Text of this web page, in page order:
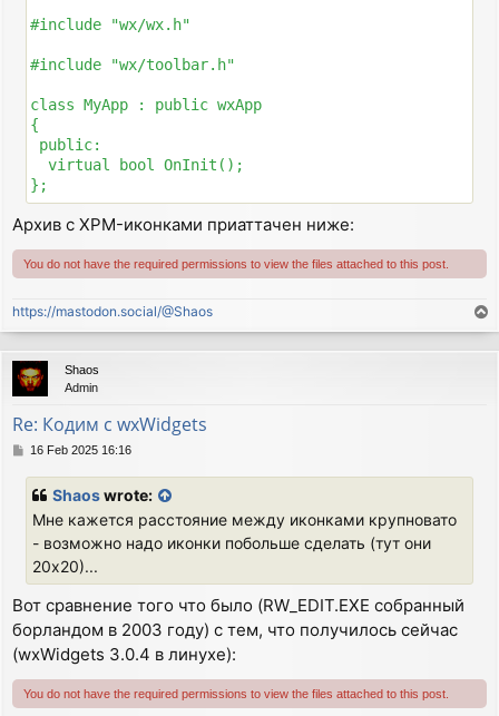
#include "wx/wx.h"
#include "wx/toolbar.h"
class MyApp : public wxApp
{
public:
  virtual bool OnInit();
};
class MyFrame : public wxFrame
  int memdc_width;
  wxMemoryDC *memdc;
  wxBitmap *bm;
  MyFrame(const wxString& title);
  void OnQuit(wxCommandEvent& event);
  void OnSize(wxSizeEvent& event);
  void OnMotion(wxMouseEvent& event);
private:
  DECLARE_EVENT_TABLE()
};
DECLARE_APP(MyApp)
IMPLEMENT_APP(MyApp)
bool MyApp::OnInit()
{
MyFrame *frame = new MyFrame(wxT("My wxWidets
  frame->Show(true);
Архив с XPM-иконками приаттачен ниже:
You do not have the required permissions to view the files attached to this post.
https://mastodon.social/@Shaos
o
p
Shaos
Admin
Re: Кодим с wxWidgets
P16 Feb 2025 16:16
Shaoswrote:
Мне кажется расстояние между иконками крупновато
- возможно надо иконки побольше сделать (тут они
20х20)...
Вот сравнение того что было (RW_EDIT.EXE собранный
борландом в 2003 году) с тем, что получилось сейчас
(wxWidgets 3.0.4 в линухе):
You do not have the required permissions to view the files attached to this post.